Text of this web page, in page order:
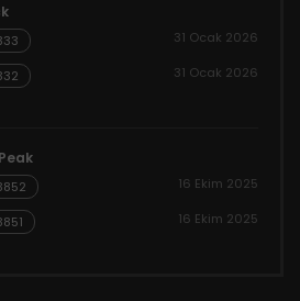
31 Ocak 2026
31 Ocak 2026
16 Ekim 2025
16 Ekim 2025